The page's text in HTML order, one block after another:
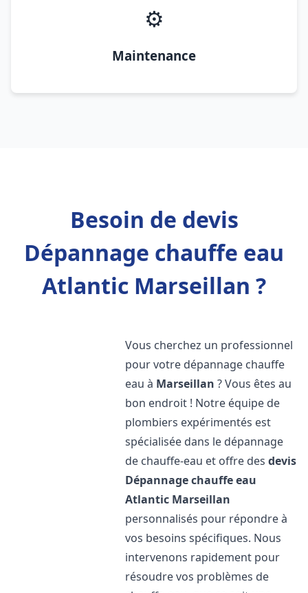
⚙️
Maintenance
Besoin de devis
Dépannage chauffe eau
Atlantic Marseillan ?
Vous cherchez un professionnel
pour votre dépannage chauffe
eau à Marseillan ? Vous êtes au
bon endroit ! Notre équipe de
plombiers expérimentés est
spécialisée dans le dépannage
de chauffe-eau et offre desdevis
Dépannage chauffe eau
Atlantic Marseillan
personnalisés pour répondre à
vos besoins spécifiques. Nous
intervenons rapidement pour
résoudre vos problèmes de